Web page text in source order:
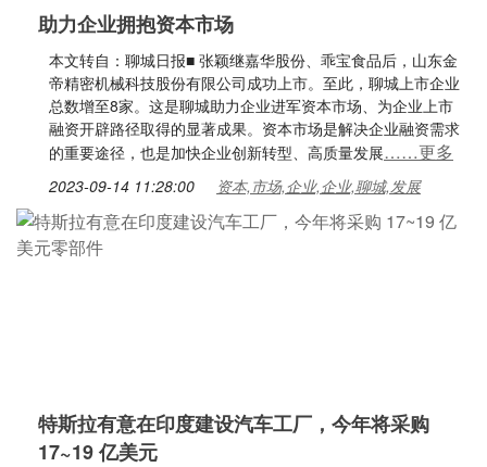
助力企业拥抱资本市场
本文转自：聊城日报■ 张颖继嘉华股份、乖宝食品后，山东金
帝精密机械科技股份有限公司成功上市。至此，聊城上市企业
总数增至8家。这是聊城助力企业进军资本市场、为企业上市
融资开辟路径取得的显著成果。资本市场是解决企业融资需求
的重要途径，也是加快企业创新转型、高质量发展……更多
2023-09-14 11:28:00 资本,市场,企业,企业,聊城,发展
特斯拉有意在印度建设汽车工厂，今年将采购
17~19 亿美元